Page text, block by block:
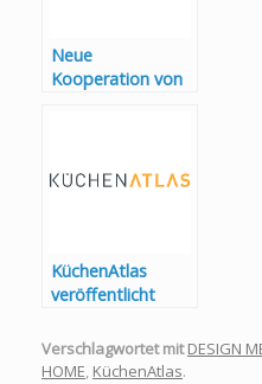
Neue
Kooperation von
KüchenAtlas
veröffentlicht
Ausstellungsmana
gement
Verschlagwortet mit DESIGN
HOME, KüchenAtlas.